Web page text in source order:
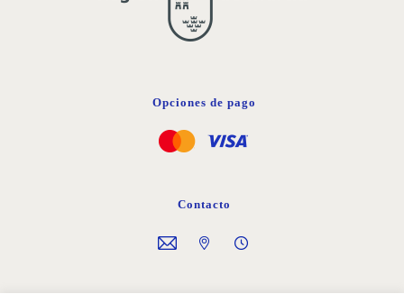
Opciones de pago
Contacto